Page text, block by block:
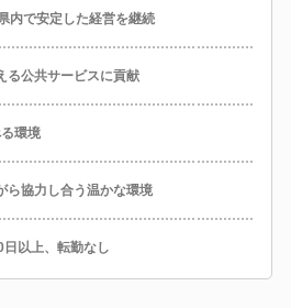
内で安定した経営を継続
る公共サービスに貢献
環境
ら協力し合う温かな環境
日以上、転勤なし